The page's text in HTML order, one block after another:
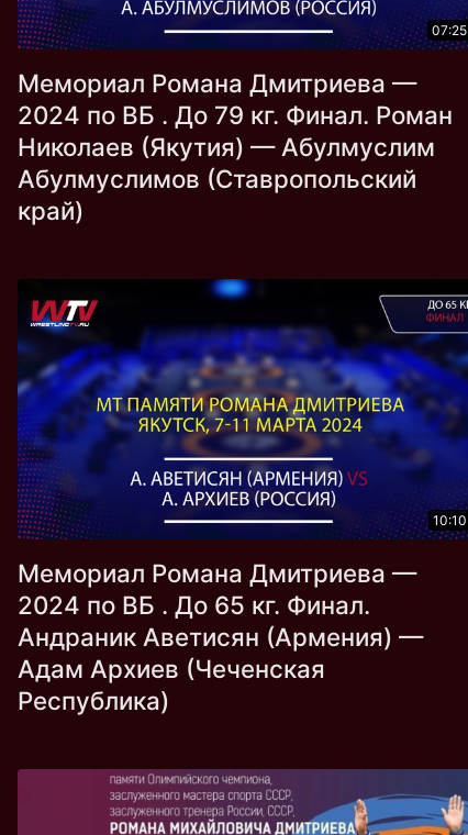
07:25
Мемориал Романа Дмитриева —
2024 по ВБ . До 79 кг. Финал. Роман
Николаев (Якутия) — Абулмуслим
Абулмуслимов (Ставропольский
край)
10:10
Мемориал Романа Дмитриева —
2024 по ВБ . До 65 кг. Финал.
Андраник Аветисян (Армения) —
Адам Архиев (Чеченская
Республика)